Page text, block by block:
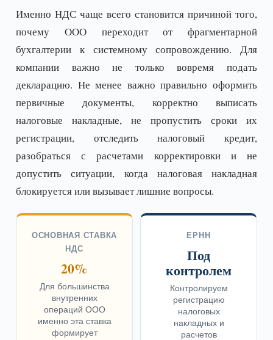
Именно НДС чаще всего становится причиной того,
почему ООО переходит от фрагментарной
бухгалтерии к системному сопровождению. Для
компании важно не только вовремя подать
декларацию. Не менее важно правильно оформить
первичные документы, корректно выписать
налоговые накладные, не пропустить сроки их
регистрации, отследить налоговый кредит,
разобраться с расчетами корректировки и не
допустить ситуации, когда налоговая накладная
блокируется или вызывает лишние вопросы.
ОСНОВНАЯ СТАВКА
НДС
20%
Для большинства
внутренних
операций ООО
именно эта ставка
формирует
ЕРНН
Под
контролем
Контролируем
регистрацию
налоговых
накладных и
расчетов